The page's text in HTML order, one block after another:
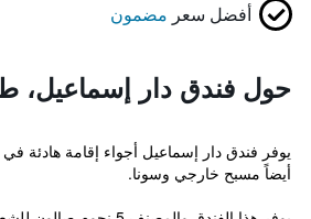
أفضل سعر مضمون
حول فندق دار إسماعيل،
يوفر فندق دار إسماعيل أجواء إقامة هادئة
أيضاً مسبح خارجي وسونا.